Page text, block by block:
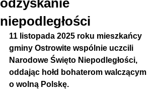
odzyskanie
niepodległości
11 listopada 2025 roku mieszkańcy
gminy Ostrowite wspólnie uczcili
Narodowe Święto Niepodległości,
oddając hołd bohaterom walczącym
o wolną Polskę.